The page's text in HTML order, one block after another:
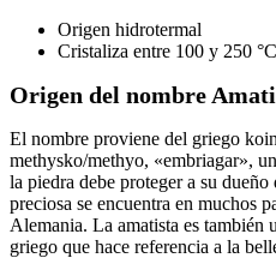
Origen hidrotermal
Cristaliza entre 100 y 250 °C
Origen del nombre
El nombre proviene del griego
methysko/methyo, «embriagar»,
la piedra debe proteger a su
preciosa se encuentra en muchos
Alemania. La amatista es también
griego que hace referencia a la